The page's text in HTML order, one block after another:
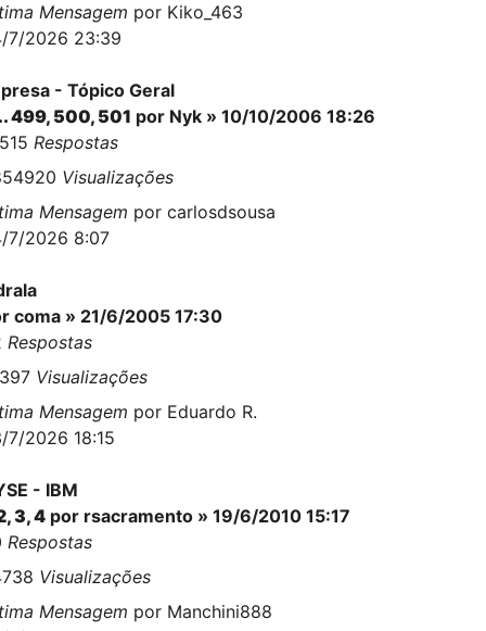
Mensagem por Kiko_463
7/2026 23:39
- Tópico Geral
499, 500, 501 por Nyk » 10/10/2006 18:26
Respostas
Visualizações
Mensagem por carlosdsousa
7/2026 8:07
coma » 21/6/2005 17:30
Respostas
Visualizações
Mensagem por Eduardo R.
7/2026 18:15
- IBM
,3,4 por rsacramento » 19/6/2010 15:17
Respostas
Visualizações
Mensagem por Manchini888